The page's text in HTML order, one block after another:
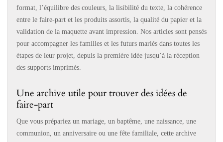
format, l’équilibre des couleurs, la lisibilité du texte, la cohérence
entre le faire-part et les produits assortis, la qualité du papier et la
validation de la maquette avant impression. Nos articles sont pensés
pour accompagner les familles et les futurs mariés dans toutes les
étapes de leur projet, depuis la première idée jusqu’à la réception
des supports imprimés.
Une archive utile pour trouver des idées de
faire-part
Que vous prépariez un mariage, un baptême, une naissance, une
communion, un anniversaire ou une fête familiale, cette archive